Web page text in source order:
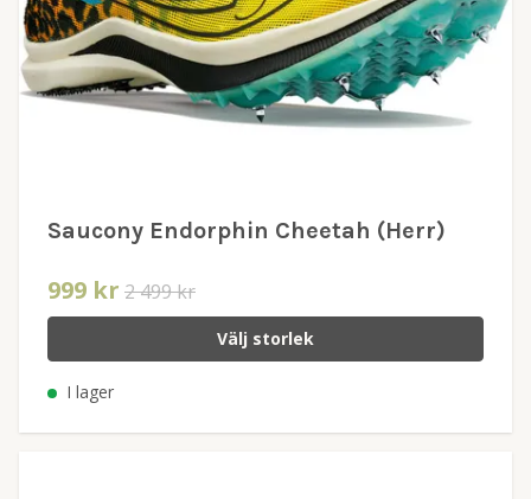
Saucony Endorphin Cheetah (Herr)
999 kr 2 499 kr
Välj storlek
I lager